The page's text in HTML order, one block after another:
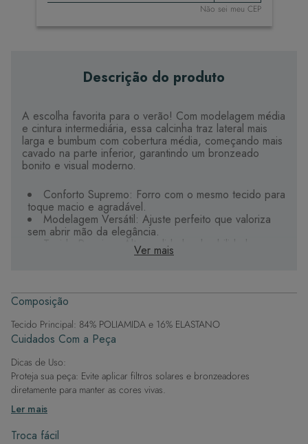
Não sei meu CEP
Descrição do produto
A escolha favorita para o verão! Com modelagem média
e cintura intermediária, essa calcinha traz lateral mais
larga e bumbum com cobertura média, começando mais
cavado na parte inferior, garantindo um bronzeado
bonito e visual moderno.
Conforto Supremo: Forro com o mesmo tecido para
toque macio e agradável.
Modelagem Versátil: Ajuste perfeito que valoriza
sem abrir mão da elegância.
Tecido Premium: Alta qualidade, durabilidade e
Sua aliada para curtir o verão com estilo e liberdade.
Ver mais
Composição
Tecido Principal: 84% POLIAMIDA e 16% ELASTANO
Cuidados Com a Peça
Dicas de Uso:
Proteja sua peça: Evite aplicar filtros solares e bronzeadores
diretamente para manter as cores vivas.
Após a piscina: Lembre-se de que o cloro pode desgastar o tecido,
então enxague após sair da água.
Evite superfícies ásperas: Para manter a integridade do tecido, evite
Ler mais
Troca fácil